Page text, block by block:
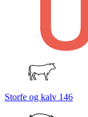
Storfe og kalv 146